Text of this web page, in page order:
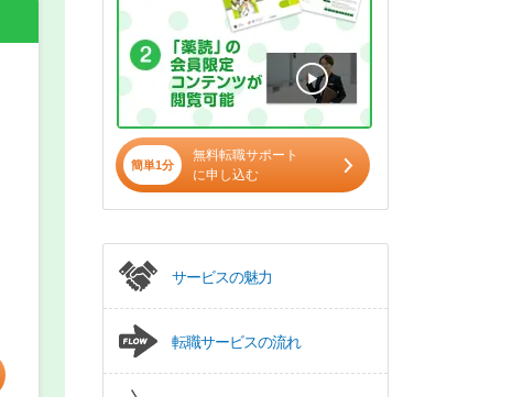
希望の働き方
正社員
パート(週4日～5日)
簡単1分
無料転職サポート
に申し込む
サービスの魅力
転職サービスの流れ